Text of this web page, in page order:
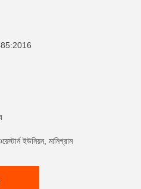
ইউনিয়ন, মানিগ্রাম